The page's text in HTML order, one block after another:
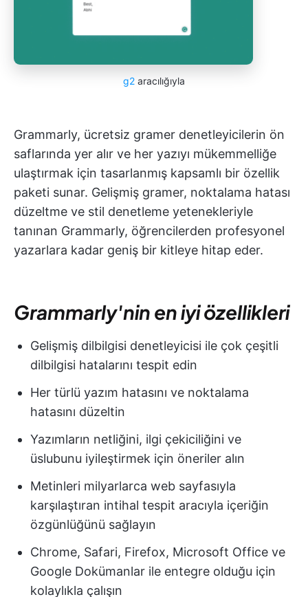
g2 aracılığıyla
Grammarly, ücretsiz gramer denetleyicilerin ön
saflarında yer alır ve her yazıyı mükemmelliğe
ulaştırmak için tasarlanmış kapsamlı bir özellik
paketi sunar. Gelişmiş gramer, noktalama hatası
düzeltme ve stil denetleme yetenekleriyle
tanınan Grammarly, öğrencilerden profesyonel
yazarlara kadar geniş bir kitleye hitap eder.
Grammarly'nin en iyi özellikleri
Gelişmiş dilbilgisi denetleyicisi ile çok çeşitli
dilbilgisi hatalarını tespit edin
Her türlü yazım hatasını ve noktalama
hatasını düzeltin
Yazımların netliğini, ilgi çekiciliğini ve
üslubunu iyileştirmek için öneriler alın
Metinleri milyarlarca web sayfasıyla
karşılaştıran intihal tespit aracıyla içeriğin
özgünlüğünü sağlayın
Chrome, Safari, Firefox, Microsoft Office ve
Google Dokümanlar ile entegre olduğu için
kolaylıkla çalışın